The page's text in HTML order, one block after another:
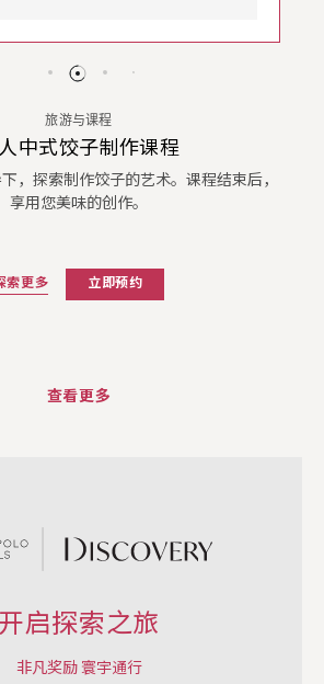
旅游与课程
中式饺子制作课程
，探索制作饺子的艺术。课程结束后，
享用您美味的创作。
索更多 立即预约
查看更多
开启探索之旅
非凡奖励 寰宇通行